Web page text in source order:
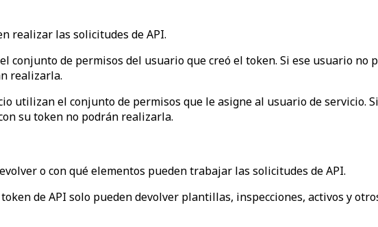
realizar las solicitudes de API.
conjunto de permisos del usuario que creó el token. Si ese usuario
realizarla.
utilizan el conjunto de permisos que le asigne al usuario de servicio.
su token no podrán realizarla.
o con qué elementos pueden trabajar las solicitudes de API.
de API solo pueden devolver plantillas, inspecciones, activos y